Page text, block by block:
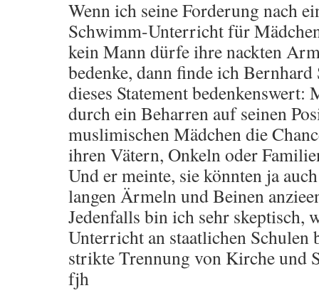
Wenn ich seine Forderung nach
Schwimm-Unterricht für
kein Mann dürfe ihre nackten
bedenke, dann finde ich
dieses Statement bedenkenswert:
durch ein Beharren auf seinen
muslimischen Mädchen die
ihren Vätern, Onkeln oder
Und er meinte, sie könnten ja
langen Ärmeln und Beinen
Jedenfalls bin ich sehr skeptisch,
Unterricht an staatlichen
strikte Trennung von Kirche und
fjh